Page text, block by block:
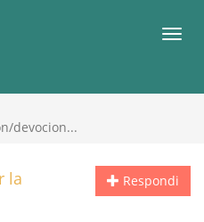
devocion...
Respondi
la